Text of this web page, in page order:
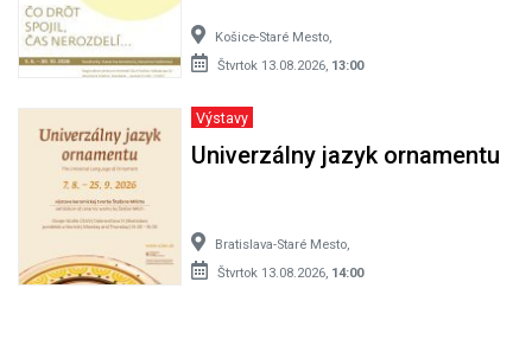
Košice-Staré Mesto,
Štvrtok 13.08.2026, 13:00
Výstavy
Univerzálny jazyk ornamentu
Bratislava-Staré Mesto,
Štvrtok 13.08.2026, 14:00